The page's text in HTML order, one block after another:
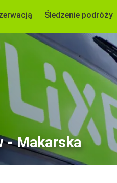
Śledzenie podróży
- Makarska